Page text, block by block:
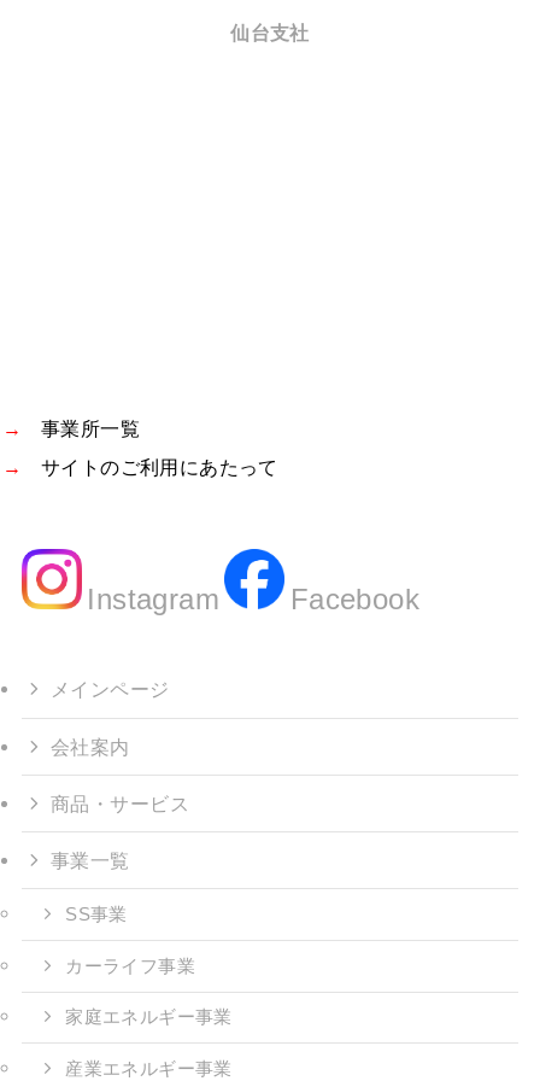
仙台支社
事業所一覧
サイトのご利用にあたって
Instagram Facebook
メインページ
会社案内
商品・サービス
事業一覧
SS事業
カーライフ事業
家庭エネルギー事業
産業エネルギー事業